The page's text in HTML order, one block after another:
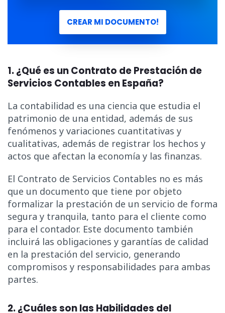
CREAR MI DOCUMENTO!
1. ¿Qué es un Contrato de Prestación de
Servicios Contables en España?
La contabilidad es una ciencia que estudia el
patrimonio de una entidad, además de sus
fenómenos y variaciones cuantitativas y
cualitativas, además de registrar los hechos y
actos que afectan la economía y las finanzas.
El Contrato de Servicios Contables no es más
que un documento que tiene por objeto
formalizar la prestación de un servicio de forma
segura y tranquila, tanto para el cliente como
para el contador. Este documento también
incluirá las obligaciones y garantías de calidad
en la prestación del servicio, generando
compromisos y responsabilidades para ambas
partes.
2. ¿Cuáles son las Habilidades del